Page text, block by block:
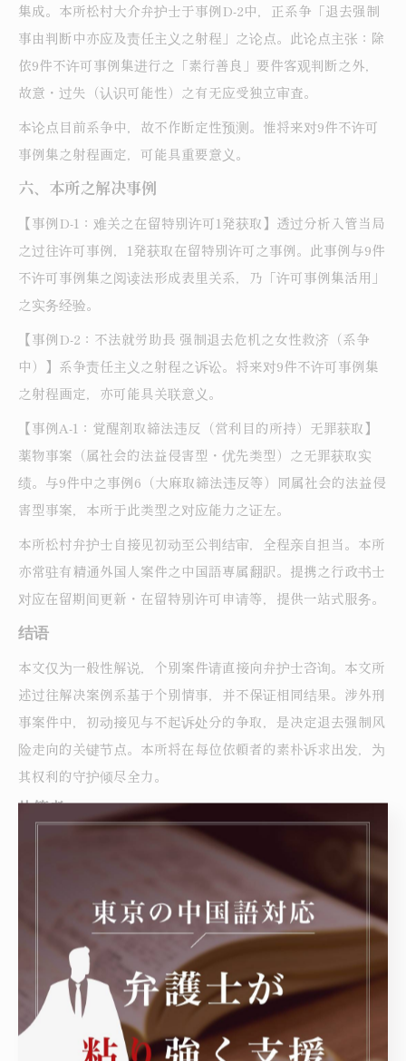
集成。本所松村大介弁护士于事例D-2中，正系争「退去强制
事由判断中亦应及责任主义之射程」之论点。此论点主张：除
依9件不许可事例集进行之「素行善良」要件客观判断之外，
故意・过失（认识可能性）之有无应受独立审査。
本论点目前系争中，故不作断定性预测。惟将来对9件不许可
事例集之射程画定，可能具重要意义。
六、本所之解决事例
【事例D-1：难关之在留特别许可1発获取】透过分析入管当局
之过往许可事例，1発获取在留特别许可之事例。此事例与9件
不许可事例集之阅读法形成表里关系，乃「许可事例集活用」
之实务经验。
【事例D-2：不法就労助長 强制退去危机之女性救济（系争
中）】系争责任主义之射程之诉讼。将来对9件不许可事例集
之射程画定，亦可能具关联意义。
【事例A-1：覚醒剤取締法违反（営利目的所持）无罪获取】
薬物事案（属社会的法益侵害型・优先类型）之无罪获取实
绩。与9件中之事例6（大麻取締法违反等）同属社会的法益侵
害型事案，本所于此类型之对应能力之证左。
本所松村弁护士自接见初动至公判结审，全程亲自担当。本所
亦常驻有精通外国人案件之中国語専属翻訳。提携之行政书士
对应在留期间更新・在留特别许可申请等，提供一站式服务。
结语
本文仅为一般性解说，个别案件请直接向弁护士咨询。本文所
述过往解决案例系基于个别情事，并不保证相同结果。涉外刑
事案件中，初动接见与不起诉处分的争取，是决定退去强制风
险走向的关键节点。本所将在每位依頼者的素朴诉求出发，为
其权利的守护倾尽全力。
执笔者
松村 大介（matsumura daisuke）／弁护士
第一东京弁护士会所属（注册号：59077／2019年注册）
舟渡国際法律事務所（东京都丰岛区高田三丁目4番10号 布施
大厦本馆3楼）
以中国籍依頼者为中心之外国人刑事辩护及入管手续为主要注
力领域。
拥有覚醒剤取締法违反（营利目的所持）之无罪判决获取、特
殊诈欺案件之不起诉处分获取、罕见的在留特别许可获取等解